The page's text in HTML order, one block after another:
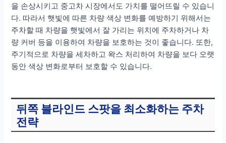
을 손상시키고 중고차 시장에서도 가치를 떨어뜨릴 수 있습니
다. 따라서 햇빛에 따른 차량 색상 변화를 예방하기 위해서는
주차할 때 차량을 햇빛에서 잘 가리는 위치에 주차하거나 차
량 커버 등을 이용하여 차량을 보호하는 것이 좋습니다. 또한,
주기적으로 차량을 세차하고 왁스 처리하여 차량을 보다 오랫
동안 색상 변화로부터 보호할 수 있습니다.
뒤쪽 블라인드 스팟을 최소화하는 주차
전략